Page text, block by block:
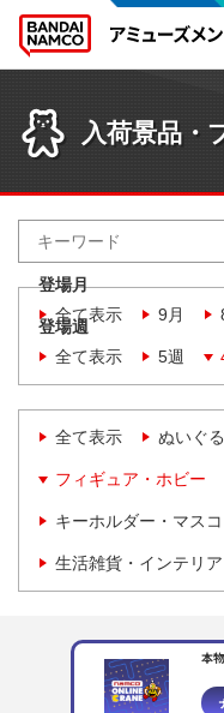
入荷景品・
登場月
全て表示
9月
登場週
全て表示
5週
全て表示 ぬいぐ
フィギュア・ホビー
キーホルダー・マス
生活雑貨・インテリ
本